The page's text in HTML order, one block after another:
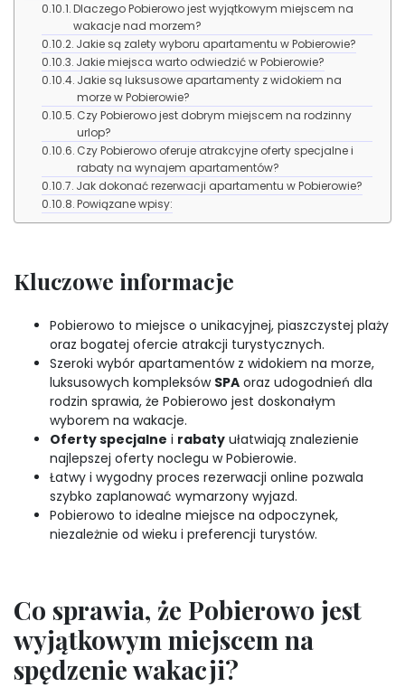
Dlaczego Pobierowo jest wyjątkowym miejscem na
wakacje nad morzem?
Jakie są zalety wyboru apartamentu w Pobierowie?
Jakie miejsca warto odwiedzić w Pobierowie?
Jakie są luksusowe apartamenty z widokiem na
morze w Pobierowie?
Czy Pobierowo jest dobrym miejscem na rodzinny
urlop?
Czy Pobierowo oferuje atrakcyjne oferty specjalne i
rabaty na wynajem apartamentów?
Jak dokonać rezerwacji apartamentu w Pobierowie?
Powiązane wpisy:
Kluczowe informacje
Pobierowo to miejsce o unikacyjnej, piaszczystej plaży
oraz bogatej ofercie atrakcji turystycznych.
Szeroki wybór apartamentów z widokiem na morze,
luksusowych kompleksów SPA oraz udogodnień dla
rodzin sprawia, że Pobierowo jest doskonałym
wyborem na wakacje.
Oferty specjalne i rabaty ułatwiają znalezienie
najlepszej oferty noclegu w Pobierowie.
Łatwy i wygodny proces rezerwacji online pozwala
szybko zaplanować wymarzony wyjazd.
Pobierowo to idealne miejsce na odpoczynek,
niezależnie od wieku i preferencji turystów.
Co sprawia, że Pobierowo jest
wyjątkowym miejscem na
spędzenie wakacji?